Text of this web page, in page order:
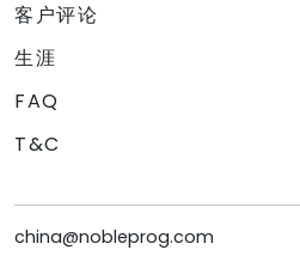
客户评论
生涯
FAQ
T&C
china@nobleprog.com